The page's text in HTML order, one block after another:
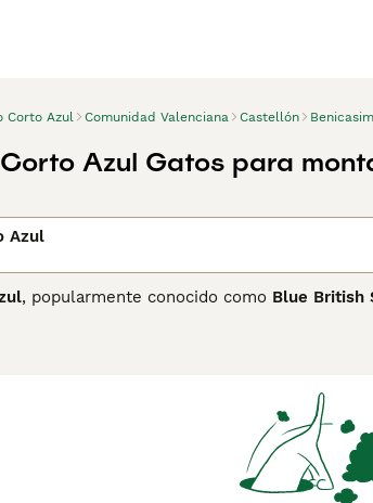
Corto Azul Comunidad Valenciana Castellón Benicasim
Azul Gatos para
Azul
, popularmente conocido como Blue British
y su expresión serena y redondeada, le
unificadas brevemente por la FIFE en 1967
distintas con características propias.
de constitución robusta y musculosa,
sereno, equilibrado y muy adaptable:
de compañía. No es una raza exigente ni